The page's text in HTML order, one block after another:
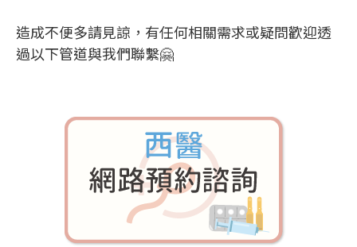
造成不便多請見諒，有任何相關需求或疑問歡迎透
過以下管道與我們聯繫🤗